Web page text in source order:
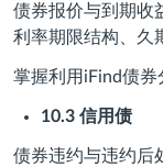
债券报价与到期收
利率期限结构、久
掌握利用iFind债
10.3 信用债
债券违约与违约后